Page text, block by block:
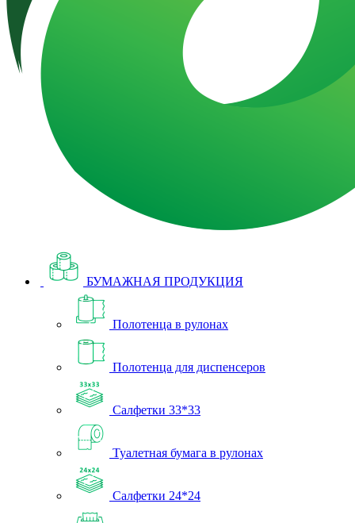
БУМАЖНАЯ ПРОДУКЦИЯ
Полотенца в рулонах
Полотенца для диспенсеров
Салфетки 33*33
Туалетная бумага в рулонах
Салфетки 24*24